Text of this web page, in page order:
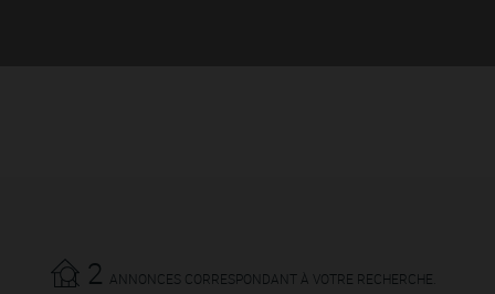
2 ANNONCES CORRESPONDANT À VOTRE RECHERCHE.